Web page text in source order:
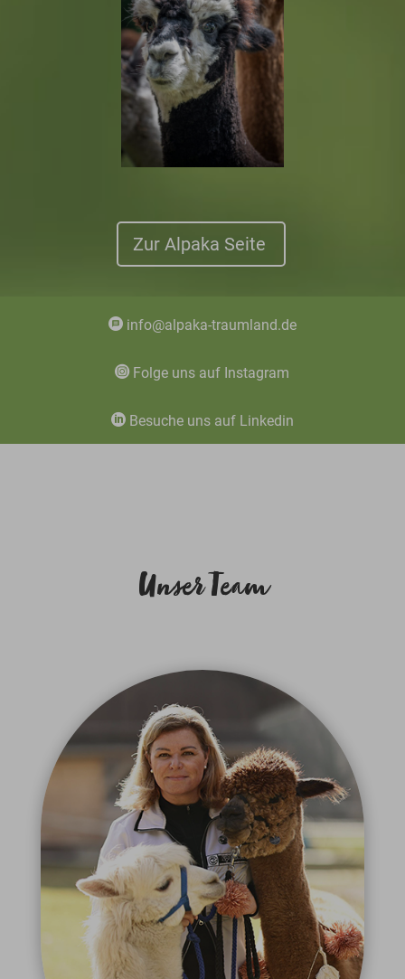
Zur Alpaka Seite
info@alpaka-traumland.de
Folge uns auf Instagram
Besuche uns auf Linkedin
Unser Team